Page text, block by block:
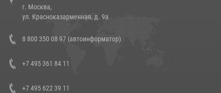
14 июля 2026, 12:20
Состоялась рабочая встреча директора Росгвардии Героя России
генерала армии Виктора Золотова с заместителем полномочного
представителя Президента Российской Федерации в Северо-
Кавказском федеральном округе Виталием Кузнецовым
г. Москва,
ул. Красноказарменная, д. 9а
8 800 350 08 97 (автоинформатор)
+7 495 361 84 11
+7 495 622 39 11